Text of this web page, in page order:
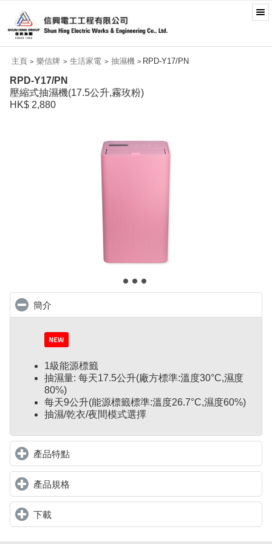
主頁 > 樂信牌 > 生活家電 > 抽濕機 > RPD-Y17/PN
RPD-Y17/PN
壓縮式抽濕機(17.5公升,霧玫粉)
HK$ 2,880
簡介
1級能源標籤
抽濕量: 每天17.5公升(廠方標準:溫度30°C,濕度
80%)
每天9公升(能源標籤標準:溫度26.7°C,濕度60%)
抽濕/乾衣/夜間模式選擇
產品特點click to expand contents
產品規格
下載click to expand contents